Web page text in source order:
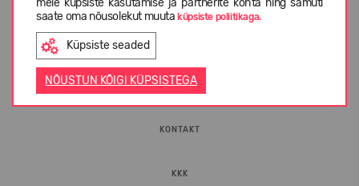
saate oma nõusolekut muutaküpsiste poliitikaga.
Küpsiste seaded
NÕUSTUN KÕIGI KÜPSISTEGA
INFORMATSIOON
ETTEVÕTTEST
KONTAKT
KKK